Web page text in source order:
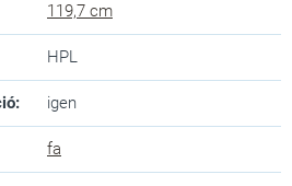
119,7 cm
HPL
: igen
fa